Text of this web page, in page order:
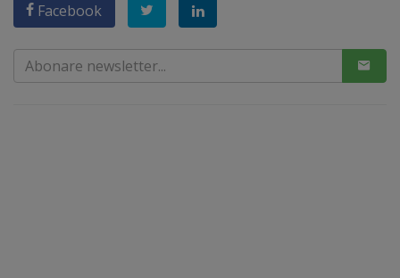
Facebook